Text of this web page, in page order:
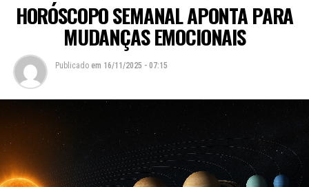
HORÓSCOPO SEMANAL APONTA PARA
MUDANÇAS EMOCIONAIS
Publicado em 16/11/2025 - 07:15